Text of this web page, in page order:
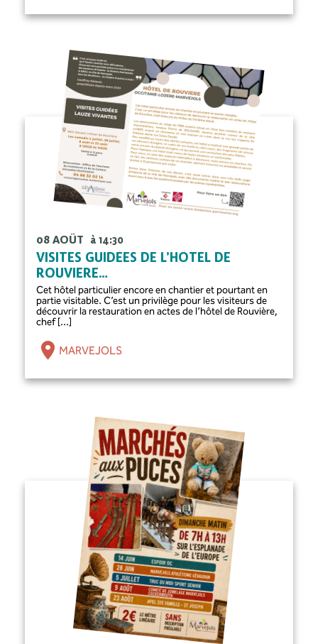
08 AOÛT à 14:30
VISITES GUIDÉES DE L’HÔTEL DE
ROUVIERE…
Cet hôtel particulier encore en chantier et pourtant en
partie visitable. C’est un privilège pour les visiteurs de
découvrir la restauration en actes de l’hôtel de Rouvière,
chef [...]
MARVEJOLS